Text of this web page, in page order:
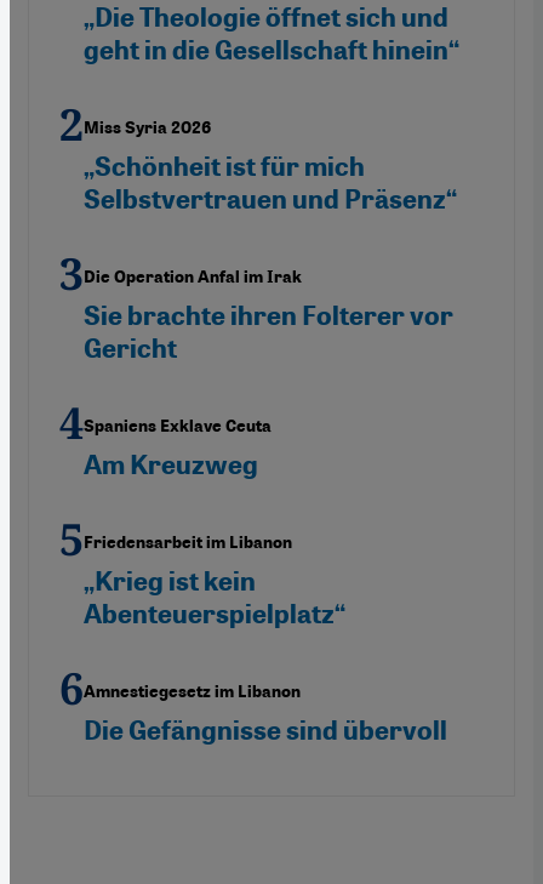
„Die Theologie öffnet sich und
geht in die Gesellschaft hinein“
Miss Syria 2026
„Schönheit ist für mich
Selbstvertrauen und Präsenz“
Die Operation Anfal im Irak
Sie brachte ihren Folterer vor
Gericht
Spaniens Exklave Ceuta
Am Kreuzweg
Friedensarbeit im Libanon
„Krieg ist kein
Abenteuerspielplatz“
Amnestiegesetz im Libanon
Die Gefängnisse sind übervoll